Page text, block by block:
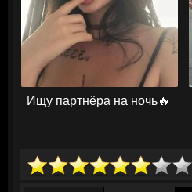
Ищу партнёра на ночь🔥